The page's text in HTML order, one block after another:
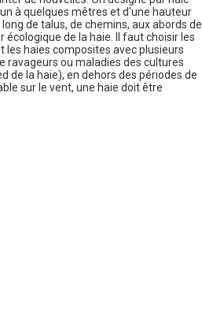
à quelques mêtres et d'une hauteur
de talus, de chemins, aux abords de
de la haie. Il faut choisir les
haies composites avec plusieurs
ravageurs ou maladies des cultures
de la haie), en dehors des périodes de
sur le vent, une haie doit être